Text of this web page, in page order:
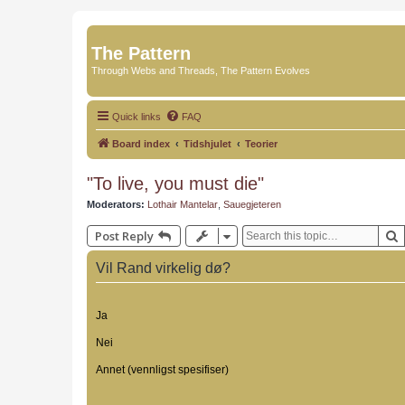
The Pattern
Through Webs and Threads, The Pattern Evolves
Quick links FAQ
Board index Tidshjulet Teorier
"To live, you must die"
Moderators: Lothair Mantelar Sauegjeteren
Post Reply
Vil Rand virkelig dø?
Ja
Nei
Annet (vennligst spesifiser)